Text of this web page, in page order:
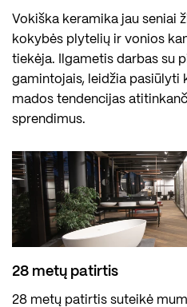
Vokiška keramika jau seniai
kokybės plytelių ir vonios
tiekėja. Ilgametis darbas su
gamintojais, leidžia pasiūlyti
mados tendencijas
sprendimus.
28 metų patirtis
28 metų patirtis suteikė